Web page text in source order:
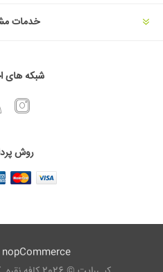
خدمات
شبکه های
روش
nopCommerce